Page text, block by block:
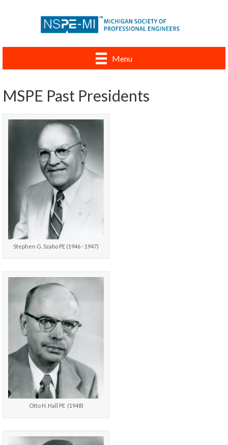
Menu
MSPE Past Presidents
Stephen G. Szabo PE (1946 - 1947)
Otto H. Hall PE (1948)